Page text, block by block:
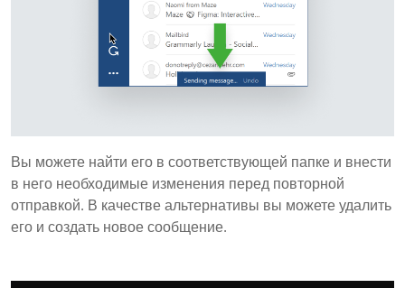
Вы можете найти его в соответствующей папке и внести
в него необходимые изменения перед повторной
отправкой. В качестве альтернативы вы можете удалить
его и создать новое сообщение.